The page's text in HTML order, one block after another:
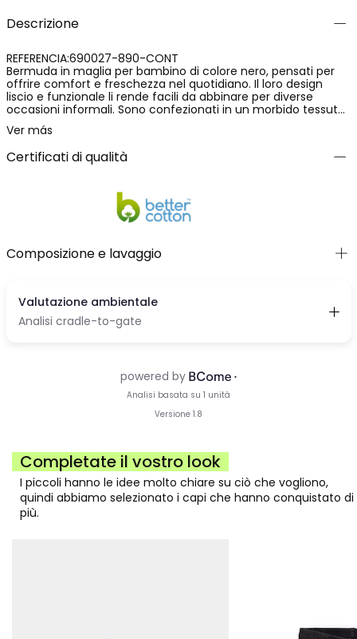
Descrizione
REFERENCIA:690027-890-CONT
Bermuda in maglia per bambino di colore nero, pensati per
offrire comfort e freschezza nel quotidiano. Il loro design
liscio e funzionale li rende facili da abbinare per diverse
occasioni informali. Sono confezionati in un morbido tessuto
a maglia, con una composizione di 100% cotone, che apporta
traspirabilità e una sensazione piacevole a contatto con la
pelle. Un capo pratico e versatile, ideale per i mesi più caldi.
Ver más
Certificati di qualità
Composizione e lavaggio
Completate il vostro look
I piccoli hanno le idee molto chiare su ciò che vogliono,
quindi abbiamo selezionato i capi che hanno conquistato di
più.